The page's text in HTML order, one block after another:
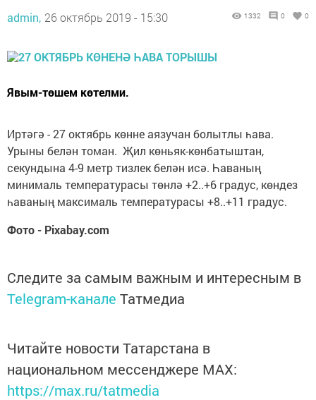
admin, 26 октябрь 2019 - 15:30 1332 0 0
Явым-төшем көтелми.
Иртәгә - 27 октябрь көнне аязучан болытлы һава.
Урыны белән томан. Җил көньяк-көнбатыштан,
секундына 4-9 метр тизлек белән исә. Һаваның
минималь температурасы төнлә +2..+6 градус, көндез
һаваның максималь температурасы +8..+11 градус.
Фото - Pixabay.com
Следите за самым важным и интересным в
Telegram-канале Татмедиа
Читайте новости Татарстана в
национальном мессенджере MАХ:
https://max.ru/tatmedia